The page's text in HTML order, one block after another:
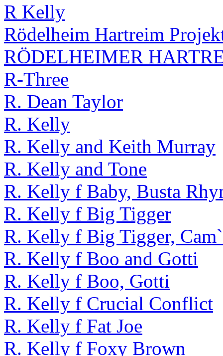
R Kelly
Rödelheim Hartreim
RÖDELHEIMER
R-Three
R. Dean Taylor
R. Kelly
R. Kelly and Keith Murray
R. Kelly and Tone
R. Kelly f Baby, Busta
R. Kelly f Big Tigger
R. Kelly f Big Tigger,
R. Kelly f Boo and Gotti
R. Kelly f Boo, Gotti
R. Kelly f Crucial Conflict
R. Kelly f Fat Joe
R. Kelly f Foxy Brown